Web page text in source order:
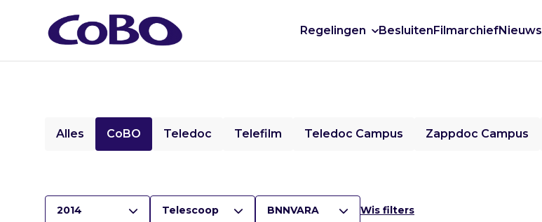
Regelingen BesluitenFilmarchiefNieuws
Alles CoBO Teledoc Telefilm Teledoc Campus Zappdoc Campus
2014 Telescoop BNNVARA Wis filters